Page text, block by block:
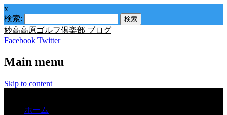
x
検索:
妙高高原ゴルフ倶楽部 ブログ
Facebook Twitter
Main menu
Skip to content
ホーム